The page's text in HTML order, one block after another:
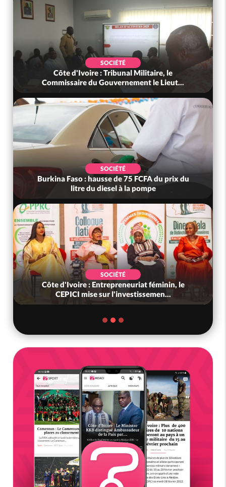
SOCIÉTÉ
Côte d'Ivoire : Tribunal Militaire, le
Commissaire du Gouvernement le Lieut...
SOCIÉTÉ
Burkina Faso : hausse de 75 FCFA du prix du
litre du diesel à la pompe
SOCIÉTÉ
Côte d'Ivoire : Entrepreneuriat féminin, le
CEPICI mise sur l'investissemen...